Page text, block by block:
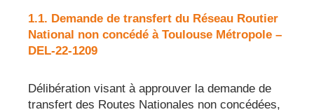
1.1. Demande de transfert du Réseau Routier
National non concédé à Toulouse Métropole –
DEL-22-1209
Délibération visant à approuver la demande de
transfert des Routes Nationales non concédées,